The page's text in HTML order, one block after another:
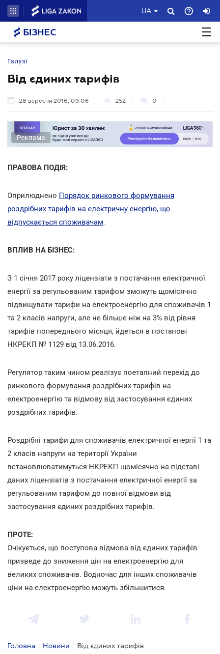
UA
БІЗНЕС
Галузі
Від єдиних тарифів
28 вересня 2016, 09:06 252 0
Реклама
ПРАВОВА ПОДІЯ:
Оприлюднено Порядок ринкового формування
роздрібних тарифів на електричну енергію, що
відпускається споживачам.
ВПЛИВ НА БІЗНЕС:
З 1 січня 2017 року ліцензіати з постачання електричної
енергії за регульованим тарифом зможуть щомісячно
підвищувати тарифи на електроенергію для споживачів 1
та 2 класів напруги, але не більше ніж на 3% від рівня
тарифів попереднього місяця, йдеться в постанові
НКРЕКП № 1129 від 13.06.2016.
Регулятор таким чином реалізує поетапний перехід до
ринкового формування роздрібних тарифів на
електроенергію та відмову від застосування єдиних
роздрібних тарифів.
Роздрібні тарифи для споживачів електричної енергії 1 та
2 класів напруги на території України
встановлюватимуться НКРЕКП щомісячно на підставі
даних ліцензіатів з постачання електричної енергії за
регульованим тарифом до повної відмови від
застосування єдиних роздрібних тарифів.
ПРОТЕ:
Очікується, що поступова відмова від єдиних тарифів
призведе до зниження цін на електроенергію для
великих споживачів. Водночас для інших споживачів
ціни на електроенергію можуть збільшитися.
Головна / Новини / Від єдиних тарифів